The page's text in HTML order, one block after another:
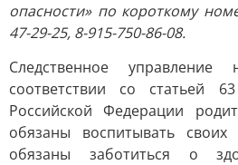
опасности» по короткому
47-29-25, 8-915-750-86-08.
Следственное
соответствии со статьей
Российской Федерации
обязаны воспитывать
обязаны заботиться о